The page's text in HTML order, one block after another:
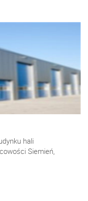
hali
Siemień,